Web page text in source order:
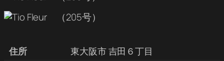
住所
東大阪市 吉田６丁目